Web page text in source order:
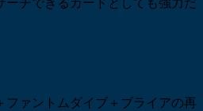
ファントムダイブ＋ブライアの再